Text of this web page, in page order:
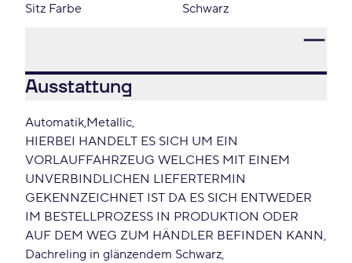
Sitz Farbe Schwarz
Ausstattung
Automatik Metallic
HIERBEI HANDELT ES SICH UM EIN
VORLAUFFAHRZEUG WELCHES MIT EINEM
UNVERBINDLICHEN LIEFERTERMIN
GEKENNZEICHNET IST DA ES SICH ENTWEDER
IM BESTELLPROZESS IN PRODUKTION ODER
AUF DEM WEG ZUM HÄNDLER BEFINDEN KANN
Dachreling in glänzendem Schwarz